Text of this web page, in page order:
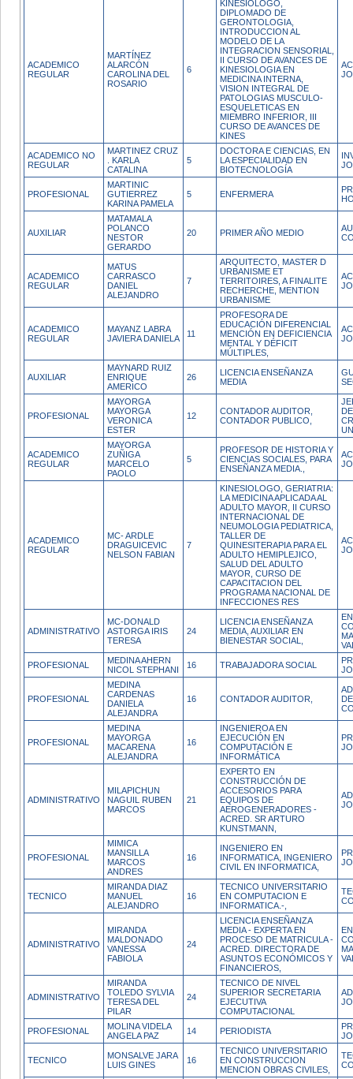
ACADEMICO
REGULAR
MARTÍNEZ
ALARCÓN
CAROLINA DEL
ROSARIO
6
KINESIOLOGO,
DIPLOMADO DE
GERONTOLOGIA,
INTRODUCCION AL
MODELO DE LA
INTEGRACION SENSORIAL,
II CURSO DE AVANCES DE
KINESIOLOGIA EN
MEDICINA INTERNA,
VISION INTEGRAL DE
PATOLOGIAS MUSCULO-
ESQUELETICAS EN
MIEMBRO INFERIOR, III
CURSO DE AVANCES DE
KINES
ACADEMICO NO
REGULAR
MARTINEZ CRUZ
. KARLA
CATALINA
5
DOCTORA E CIENCIAS, EN
LA ESPECIALIDAD EN
BIOTECNOLOGÍA
PROFESIONAL
MARTINIC
GUTIERREZ
KARINA PAMELA
5 ENFERMERA
AUXILIAR
MATAMALA
POLANCO
NESTOR
GERARDO
20 PRIMER AÑO MEDIO
ACADEMICO
REGULAR
MATUS
CARRASCO
DANIEL
ALEJANDRO
7
ARQUITECTO, MASTER D
URBANISME ET
TERRITOIRES, A FINALITE
RECHERCHE, MENTION
URBANISME
ACADEMICO
REGULAR
MAYANZ LABRA
JAVIERA DANIELA
11
PROFESORA DE
EDUCACIÓN DIFERENCIAL
MENCIÓN EN DEFICIENCIA
MENTAL Y DÉFICIT
MÚLTIPLES,
AUXILIAR
MAYNARD RUIZ
ENRIQUE
AMERICO
26
LICENCIA ENSEÑANZA
MEDIA
PROFESIONAL
MAYORGA
MAYORGA
VERONICA
ESTER
12
CONTADOR AUDITOR,
CONTADOR PUBLICO,
ACADEMICO
REGULAR
MAYORGA
ZUÑIGA
MARCELO
PAOLO
5
PROFESOR DE HISTORIA Y
CIENCIAS SOCIALES, PARA
ENSEÑANZA MEDIA.,
ACADEMICO
REGULAR
MC- ARDLE
DRAGUICEVIC
NELSON FABIAN
7
KINESIOLOGO, GERIATRIA:
LA MEDICINA APLICADA AL
ADULTO MAYOR, II CURSO
INTERNACIONAL DE
NEUMOLOGIA PEDIATRICA,
TALLER DE
QUINESITERAPIA PARA EL
ADULTO HEMIPLEJICO,
SALUD DEL ADULTO
MAYOR, CURSO DE
CAPACITACION DEL
PROGRAMA NACIONAL DE
INFECCIONES RES
ADMINISTRATIVO
MC-DONALD
ASTORGA IRIS
TERESA
24
LICENCIA ENSEÑANZA
MEDIA, AUXILIAR EN
BIENESTAR SOCIAL,
PROFESIONAL
MEDINA AHERN
NICOL STEPHANI
16 TRABAJADORA SOCIAL
PROFESIONAL
MEDINA
CARDENAS
DANIELA
ALEJANDRA
16 CONTADOR AUDITOR,
PROFESIONAL
MEDINA
MAYORGA
MACARENA
ALEJANDRA
16
INGENIEROA EN
EJECUCIÓN EN
COMPUTACIÓN E
INFORMÁTICA
ADMINISTRATIVO
MILAPICHUN
NAGUIL RUBEN
MARCOS
21
EXPERTO EN
CONSTRUCCIÓN DE
ACCESORIOS PARA
EQUIPOS DE
AEROGENERADORES -
ACRED. SR ARTURO
KUNSTMANN,
PROFESIONAL
MIMICA
MANSILLA
MARCOS
ANDRES
16
INGENIERO EN
INFORMATICA, INGENIERO
CIVIL EN INFORMATICA,
TECNICO
MIRANDA DIAZ
MANUEL
ALEJANDRO
16
TECNICO UNIVERSITARIO
EN COMPUTACION E
INFORMATICA.-,
ADMINISTRATIVO
MIRANDA
MALDONADO
VANESSA
FABIOLA
24
LICENCIA ENSEÑANZA
MEDIA - EXPERTA EN
PROCESO DE MATRICULA -
ACRED. DIRECTORA DE
ASUNTOS ECONÓMICOS Y
FINANCIEROS,
ADMINISTRATIVO
MIRANDA
TOLEDO SYLVIA
TERESA DEL
PILAR
24
TECNICO DE NIVEL
SUPERIOR SECRETARIA
EJECUTIVA
COMPUTACIONAL
PROFESIONAL
MOLINA VIDELA
ANGELA PAZ
14 PERIODISTA
TECNICO
MONSALVE JARA
LUIS GINES
16
TECNICO UNIVERSITARIO
EN CONSTRUCCION
MENCION OBRAS CIVILES,